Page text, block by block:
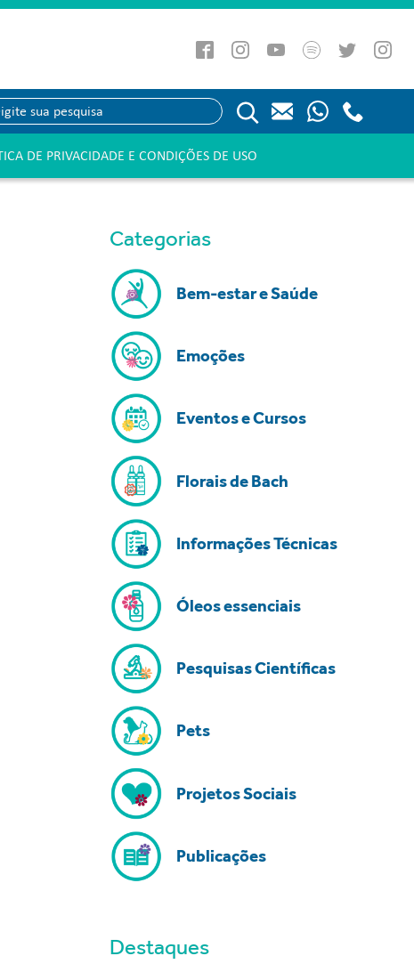
DE PRIVACIDADE E CONDIÇÕES DE USO
Categorias
Bem-estar e Saúde
Emoções
Eventos e Cursos
Florais de Bach
Informações Técnicas
Óleos essenciais
Pesquisas Científicas
Pets
Projetos Sociais
Publicações
Destaques